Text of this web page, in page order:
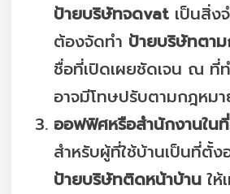
ป้ายบริษัทจดvat เป็นสิ่ง
ต้องจัดทำ ป้ายบริษัทตา
ชื่อที่เปิดเผยชัดเจน ณ ที่
อาจมีโทษปรับตามกฎหม
ออฟฟิศหรือสำนักงานใน
สำหรับผู้ที่ใช้บ้านเป็นที่ตั้
ป้ายบริษัทติดหน้าบ้าน ให้